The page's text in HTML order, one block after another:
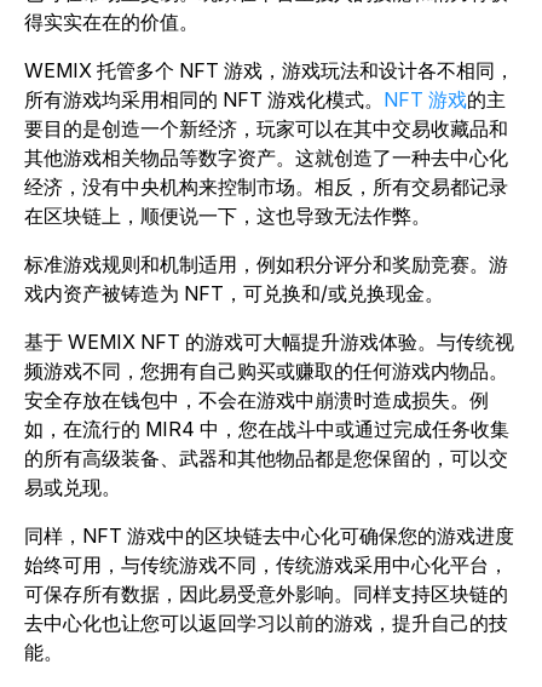
得实实在在的价值。
WEMIX 托管多个 NFT 游戏，游戏玩法和设计各不相同，
所有游戏均采用相同的 NFT 游戏化模式。 NFT 游戏的主
要目的是创造一个新经济，玩家可以在其中交易收藏品和
其他游戏相关物品等数字资产。这就创造了一种去中心化
经济，没有中央机构来控制市场。相反，所有交易都记录
在区块链上，顺便说一下，这也导致无法作弊。
标准游戏规则和机制适用，例如积分评分和奖励竞赛。游
戏内资产被铸造为 NFT，可兑换和/或兑换现金。
基于 WEMIX NFT 的游戏可大幅提升游戏体验。与传统视
频游戏不同，您拥有自己购买或赚取的任何游戏内物品。
安全存放在钱包中，不会在游戏中崩溃时造成损失。例
如，在流行的 MIR4 中，您在战斗中或通过完成任务收集
的所有高级装备、武器和其他物品都是您保留的，可以交
易或兑现。
同样，NFT 游戏中的区块链去中心化可确保您的游戏进度
始终可用，与传统游戏不同，传统游戏采用中心化平台，
可保存所有数据，因此易受意外影响。同样支持区块链的
去中心化也让您可以返回学习以前的游戏，提升自己的技
能。